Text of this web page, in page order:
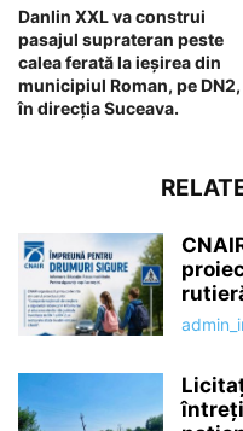
Danlin XXL va construi
pasajul suprateran peste
calea ferată la ieșirea din
municipiul Roman, pe DN2,
în direcția Suceava.